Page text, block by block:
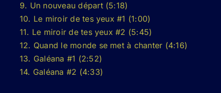
9. Un nouveau départ (5:18)
10. Le miroir de tes yeux #1 (1:00)
11. Le miroir de tes yeux #2 (5:45)
12. Quand le monde se met à chanter (4:16)
13. Galéana #1 (2:52)
14. Galéana #2 (4:33)